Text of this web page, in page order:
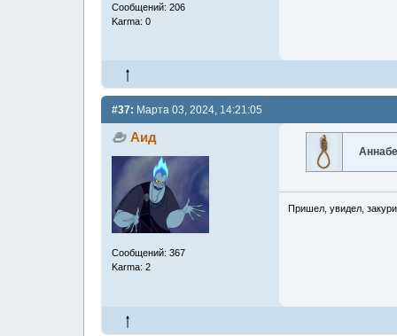
Сообщений: 206
Karma: 0
#37: Марта 03, 2024, 14:21:05
Аид
Сообщений: 367
Karma: 2
Пришел, увидел,